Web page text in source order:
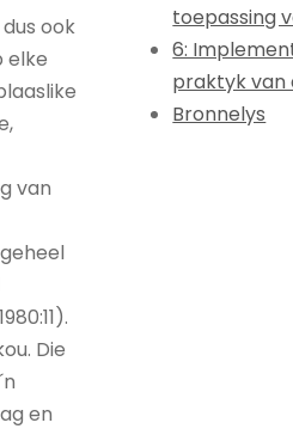
ook
elke
van
Die
en
toepassing
6:
praktyk van
Bronnelys